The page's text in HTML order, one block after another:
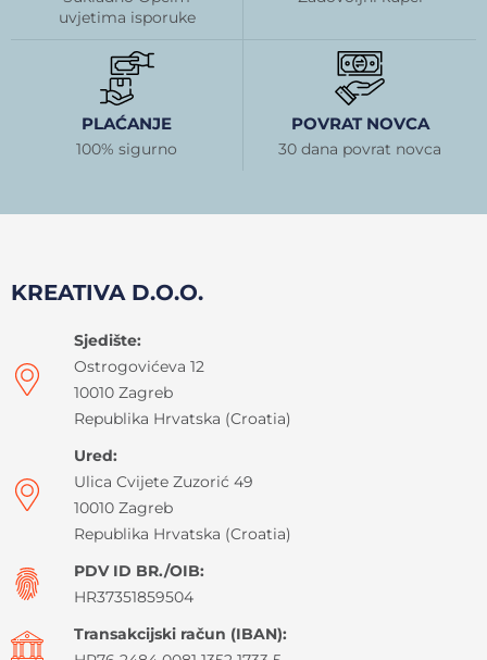
uvjetima isporuke
PLAĆANJE
100% sigurno
POVRAT NOVCA
30 dana povrat novca
KREATIVA D.O.O.
Sjedište:
Ostrogovićeva 12
10010 Zagreb
Republika Hrvatska (Croatia)
Ured:
Ulica Cvijete Zuzorić 49
10010 Zagreb
Republika Hrvatska (Croatia)
PDV ID BR./OIB:
HR37351859504
Transakcijski račun (IBAN):